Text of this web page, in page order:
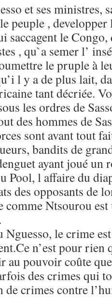
et ses ministres,
peuple ,
saccagent le
, qu`a semer l’
le pruple à
l y a de plus lait,
tant décriée.
les ordres de
des hommes de
sont avant tout
bandits de
ayant joué un
Pool, l affaire du
des opposants de
comme Ntsourou
Nguesso, le crime
n’est pour rien
au pouvoir coûte
des crimes qui
crimes contre